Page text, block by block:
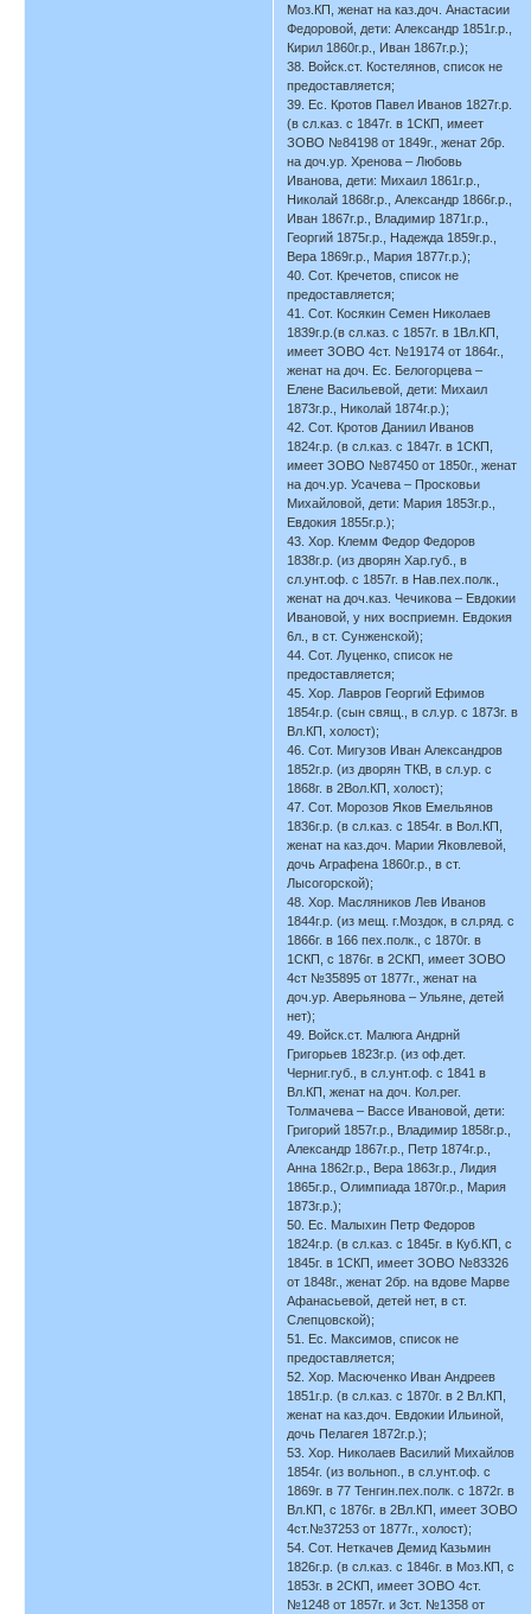
Моз.КП, женат на каз.доч. Анастасии
Федоровой, дети: Александр 1851г.р.,
Кирил 1860г.р., Иван 1867г.р.);
38. Войск.ст. Костелянов, список не
предоставляется;
39. Ес. Кротов Павел Иванов 1827г.р.
(в сл.каз. с 1847г. в 1СКП, имеет
ЗОВО №84198 от 1849г., женат 2бр.
на доч.ур. Хренова – Любовь
Иванова, дети: Михаил 1861г.р.,
Николай 1868г.р., Александр 1866г.р.,
Иван 1867г.р., Владимир 1871г.р.,
Георгий 1875г.р., Надежда 1859г.р.,
Вера 1869г.р., Мария 1877г.р.);
40. Сот. Кречетов, список не
предоставляется;
41. Сот. Косякин Семен Николаев
1839г.р.(в сл.каз. с 1857г. в 1Вл.КП,
имеет ЗОВО 4ст. №19174 от 1864г.,
женат на доч. Ес. Белогорцева –
Елене Васильевой, дети: Михаил
1873г.р., Николай 1874г.р.);
42. Сот. Кротов Даниил Иванов
1824г.р. (в сл.каз. с 1847г. в 1СКП,
имеет ЗОВО №87450 от 1850г., женат
на доч.ур. Усачева – Просковьи
Михайловой, дети: Мария 1853г.р.,
Евдокия 1855г.р.);
43. Хор. Клемм Федор Федоров
1838г.р. (из дворян Хар.губ., в
сл.унт.оф. с 1857г. в Нав.пех.полк.,
женат на доч.каз. Чечикова – Евдокии
Ивановой, у них восприемн. Евдокия
6л., в ст. Сунженской);
44. Сот. Луценко, список не
предоставляется;
45. Хор. Лавров Георгий Ефимов
1854г.р. (сын свящ., в сл.ур. с 1873г. в
Вл.КП, холост);
46. Сот. Мигузов Иван Александров
1852г.р. (из дворян ТКВ, в сл.ур. с
1868г. в 2Вол.КП, холост);
47. Сот. Морозов Яков Емельянов
1836г.р. (в сл.каз. с 1854г. в Вол.КП,
женат на каз.доч. Марии Яковлевой,
дочь Аграфена 1860г.р., в ст.
Лысогорской);
48. Хор. Масляников Лев Иванов
1844г.р. (из мещ. г.Моздок, в сл.ряд. с
1866г. в 166 пех.полк., с 1870г. в
1СКП, с 1876г. в 2СКП, имеет ЗОВО
4ст №35895 от 1877г., женат на
доч.ур. Аверьянова – Ульяне, детей
нет);
49. Войск.ст. Малюга Андрнй
Григорьев 1823г.р. (из оф.дет.
Черниг.губ., в сл.унт.оф. с 1841 в
Вл.КП, женат на доч. Кол.рег.
Толмачева – Вассе Ивановой, дети:
Григорий 1857г.р., Владимир 1858г.р.,
Александр 1867г.р., Петр 1874г.р.,
Анна 1862г.р., Вера 1863г.р., Лидия
1865г.р., Олимпиада 1870г.р., Мария
1873г.р.);
50. Ес. Малыхин Петр Федоров
1824г.р. (в сл.каз. с 1845г. в Куб.КП, с
1845г. в 1СКП, имеет ЗОВО №83326
от 1848г., женат 2бр. на вдове Марве
Афанасьевой, детей нет, в ст.
Слепцовской);
51. Ес. Максимов, список не
предоставляется;
52. Хор. Масюченко Иван Андреев
1851г.р. (в сл.каз. с 1870г. в 2 Вл.КП,
женат на каз.доч. Евдокии Ильиной,
дочь Пелагея 1872г.р.);
53. Хор. Николаев Василий Михайлов
1854г. (из вольноп., в сл.унт.оф. с
1869г. в 77 Тенгин.пех.полк. с 1872г. в
Вл.КП, с 1876г. в 2Вл.КП, имеет ЗОВО
4ст.№37253 от 1877г., холост);
54. Сот. Неткачев Демид Казьмин
1826г.р. (в сл.каз. с 1846г. в Моз.КП, с
1853г. в 2СКП, имеет ЗОВО 4ст.
№1248 от 1857г. и 3ст. №1358 от